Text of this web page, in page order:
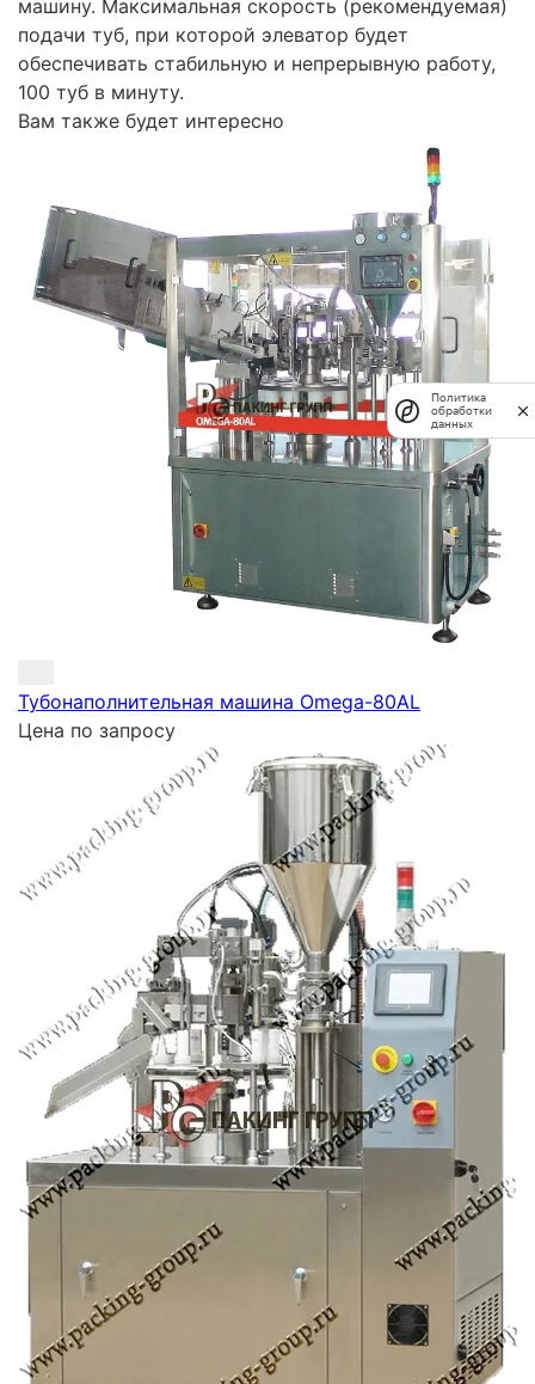
машину. Максимальная скорость (рекомендуемая)
подачи туб, при которой элеватор будет
обеспечивать стабильную и непрерывную работу,
100 туб в минуту.
Вам также будет интересно
Тубонаполнительная машина Omega-80AL
Цена по запросу
Политика
обработки
данных